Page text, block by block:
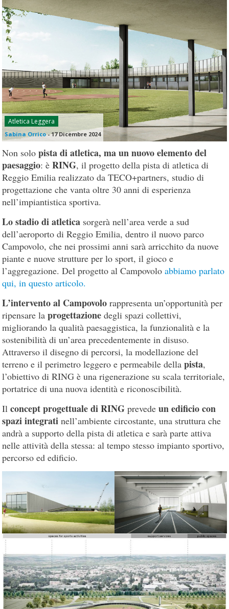
Atletica Leggera
Sabina Orrico-17 Dicembre 2024
Non solo pista di atletica, ma un nuovo elemento del
paesaggio: èRING, il progetto della pista di atletica di
Reggio Emilia realizzato da TECO+partners, studio di
progettazione che vanta oltre 30 anni di esperienza
nell’impiantistica sportiva.
Lo stadio di atletica sorgerà nell’area verde a sud
dell’aeroporto di Reggio Emilia, dentro il nuovo parco
Campovolo, che nei prossimi anni sarà arricchito da nuove
piante e nuove strutture per lo sport, il gioco e
l’aggregazione. Del progetto al Campovoloabbiamo parlato
qui, in questo articolo.
L’intervento al Campovolo rappresenta un’opportunità per
ripensare laprogettazione degli spazi collettivi,
migliorando la qualità paesaggistica, la funzionalità e la
sostenibilità di un’area precedentemente in disuso.
Attraverso il disegno di percorsi, la modellazione del
terreno e il perimetro leggero e permeabile dellapista,
l’obiettivo di RING è una rigenerazione su scala territoriale,
portatrice di una nuova identità e riconoscibilità.
Ilconcept progettuale di RINGprevedeun edificio con
spazi integrati nell’ambiente circostante, una struttura che
andrà a supporto della pista di atletica e sarà parte attiva
nelle attività della stessa: al tempo stesso impianto sportivo,
percorso ed edificio.